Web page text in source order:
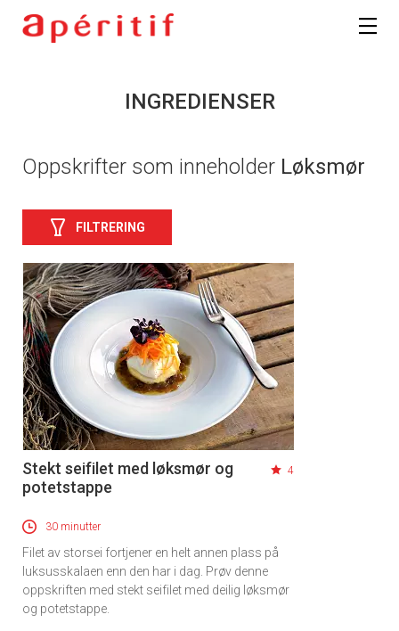
INGREDIENSER
Oppskrifter som inneholder Løksmør
FILTRERING
Stekt seifilet med løksmør og
potetstappe
4
30 minutter
Filet av storsei fortjener en helt annen plass på
luksusskalaen enn den har i dag. Prøv denne
oppskriften med stekt seifilet med deilig løksmør
og potetstappe.